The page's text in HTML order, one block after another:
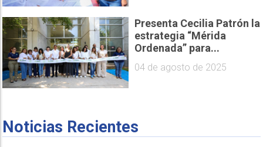
Presenta Cecilia Patrón la
estrategia “Mérida
Ordenada” para...
04 de agosto de 2025
Noticias Recientes